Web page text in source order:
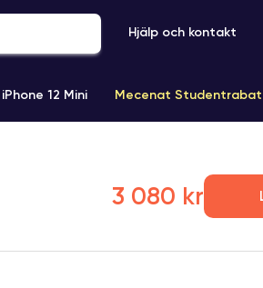
Hjälp och kontakt
iPhone 12 Mini Mecenat
3 080 kr